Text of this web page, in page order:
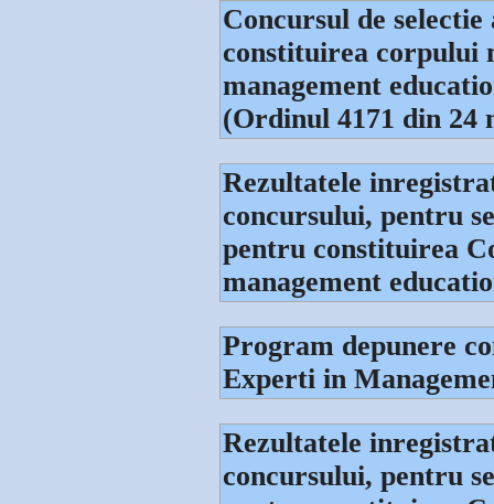
Concursul de
constituirea corpului
management
(Ordinul 4171 din 24
Rezultatele
concursului, pentru
pentru constituirea
management
Program depunere
Experti in
Rezultatele
concursului, pentru